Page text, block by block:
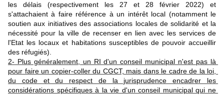
les délais (respectivement les 27 et 28 février 2022) et
s'attachaient à faire référence à un intérêt local (notamment le
soutien aux initiatives des associations locales de solidarité et la
nécessité pour la ville de recenser en lien avec les services de
l'Etat les locaux et habitations susceptibles de pouvoir accueillir
des réfugiés).
2- Plus généralement, un RI d'un conseil municipal n'est pas là
pour faire un copier-coller du CGCT, mais dans le cadre de la loi,
du code et du respect de la jurisprudence encadrer les
considérations spécifiques à la vie d'un conseil municipal qui ne